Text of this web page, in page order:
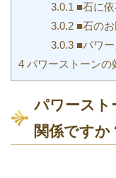
3.0.1 ■石に
3.0.2■石のお
3.0.3■パワー
4 パワーストーンの
パワースト
関係ですか